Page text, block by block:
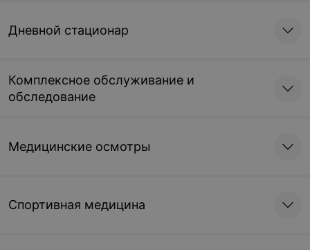
Дневной стационар
Комплексное обслуживание и
обследование
Медицинские осмотры
Спортивная медицина